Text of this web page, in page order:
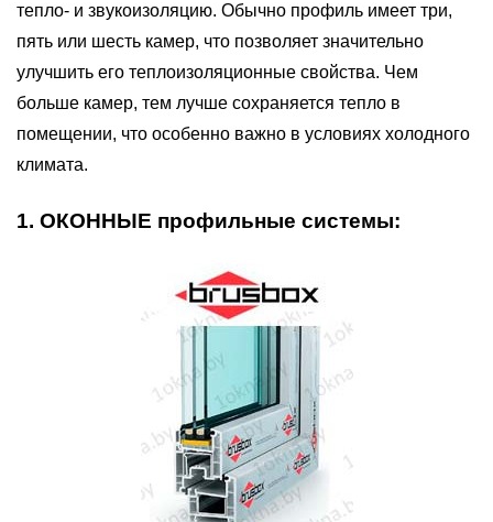
тепло- и звукоизоляцию. Обычно профиль имеет три,
пять или шесть камер, что позволяет значительно
улучшить его теплоизоляционные свойства. Чем
больше камер, тем лучше сохраняется тепло в
помещении, что особенно важно в условиях холодного
климата.
1. ОКОННЫЕ профильные системы: